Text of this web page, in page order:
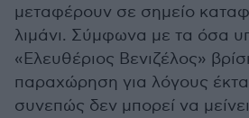
μεταφέρουν σε σημείο
λιμάνι. Σύμφωνα με τα όσα
«Ελευθέριος Βενιζέλος»
παραχώρηση για λόγους
συνεπώς δεν μπορεί να